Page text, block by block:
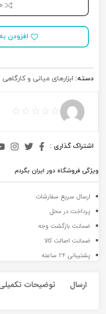
افزودن
دسته: ابزارهای میانی و کارگاهی
اشتراک گذاری :
ویژگی فروشگاه دور ایران بگردم
ارسال سریع سفارشات
پرداخت در محل
ضمانت بازگشت وجه
ضمانت اصالت کالا
پشتیبانی 24 ساعته
ارسال توضیحات